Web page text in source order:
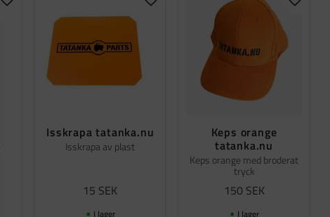
Lägg till i favoriter
Isskrapa tatanka.nu
Isskrapa av plast
15 SEK
Lägg till i favoriter
I lager
Keps orange
tatanka.nu
Keps orange med broderat
tryck
150 SEK
Lägg
I lager